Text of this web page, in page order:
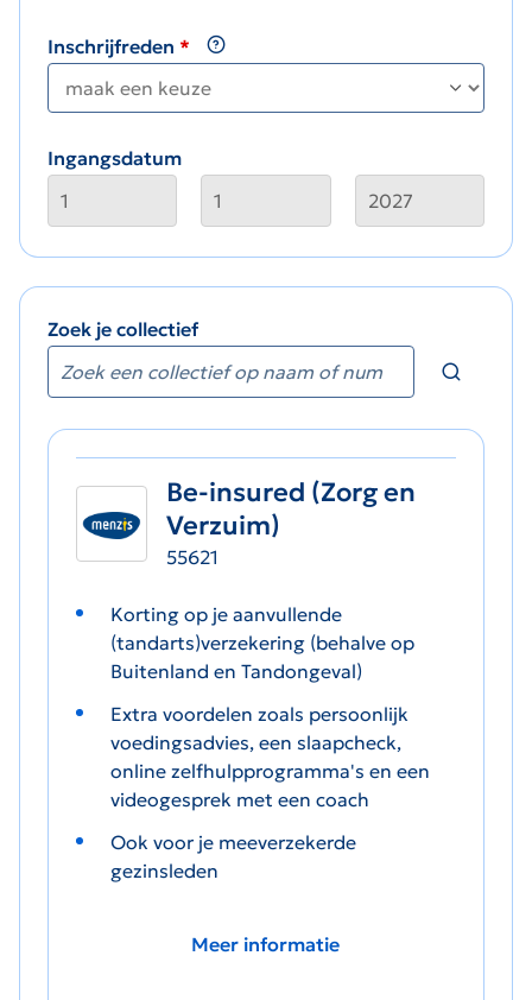
Inschrijfreden
Ingangsdatum
Zoek je collectief
Be-insured (Zorg en
Verzuim)
55621
Korting op je aanvullende
(tandarts)verzekering (behalve op
Buitenland en Tandongeval)
Extra voordelen zoals persoonlijk
voedingsadvies, een slaapcheck,
online zelfhulpprogramma's en een
videogesprek met een coach
Ook voor je meeverzekerde
gezinsleden
Meer informatie